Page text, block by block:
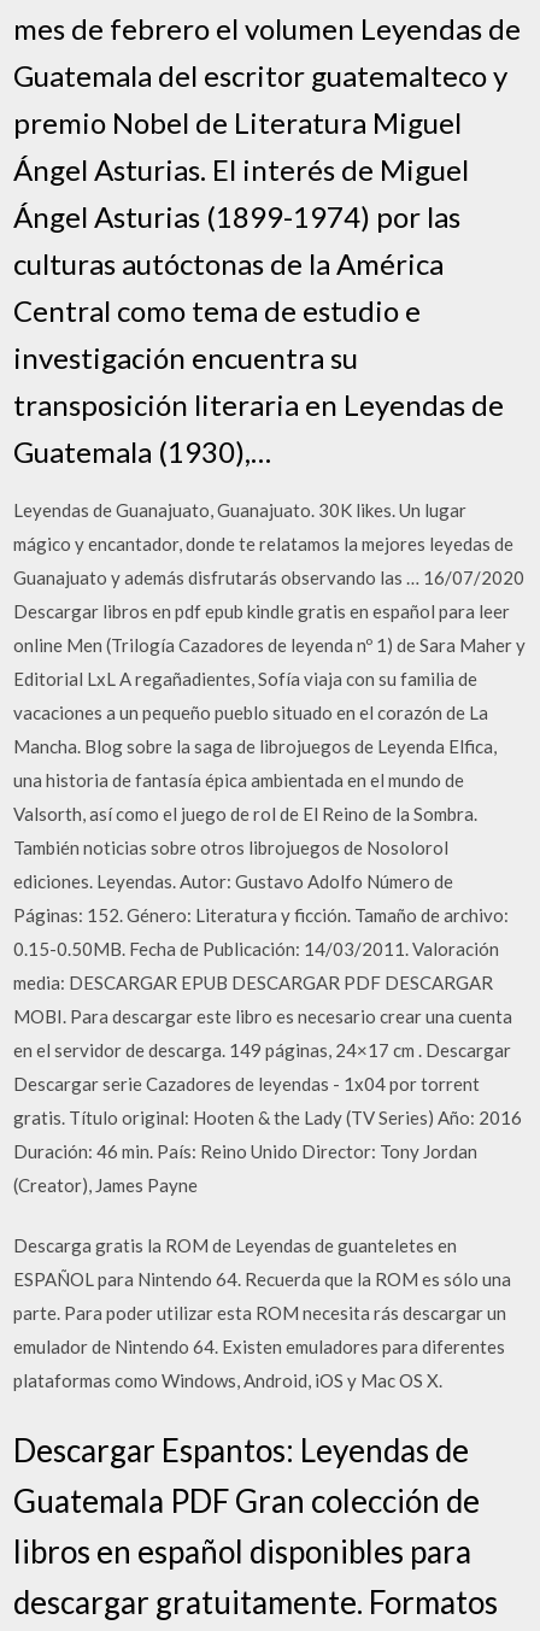
mes de febrero el volumen Leyendas de
Guatemala del escritor guatemalteco y
premio Nobel de Literatura Miguel
Ángel Asturias. El interés de Miguel
Ángel Asturias (1899-1974) por las
culturas autóctonas de la América
Central como tema de estudio e
investigación encuentra su
transposición literaria en Leyendas de
Guatemala (1930),…
Leyendas de Guanajuato, Guanajuato. 30K likes. Un lugar
mágico y encantador, donde te relatamos la mejores leyedas de
Guanajuato y además disfrutarás observando las … 16/07/2020
Descargar libros en pdf epub kindle gratis en español para leer
online Men (Trilogía Cazadores de leyenda nº 1) de Sara Maher y
Editorial LxL A regañadientes, Sofía viaja con su familia de
vacaciones a un pequeño pueblo situado en el corazón de La
Mancha. Blog sobre la saga de librojuegos de Leyenda Elfica,
una historia de fantasía épica ambientada en el mundo de
Valsorth, así como el juego de rol de El Reino de la Sombra.
También noticias sobre otros librojuegos de Nosolorol
ediciones. Leyendas. Autor: Gustavo Adolfo Número de
Páginas: 152. Género: Literatura y ficción. Tamaño de archivo:
0.15-0.50MB. Fecha de Publicación: 14/03/2011. Valoración
media: DESCARGAR EPUB DESCARGAR PDF DESCARGAR
MOBI. Para descargar este libro es necesario crear una cuenta
en el servidor de descarga. 149 páginas, 24×17 cm . Descargar
Descargar serie Cazadores de leyendas - 1x04 por torrent
gratis. Título original: Hooten & the Lady (TV Series) Año: 2016
Duración: 46 min. País: Reino Unido Director: Tony Jordan
(Creator), James Payne
Descarga gratis la ROM de Leyendas de guanteletes en
ESPAÑOL para Nintendo 64. Recuerda que la ROM es sólo una
parte. Para poder utilizar esta ROM necesita rás descargar un
emulador de Nintendo 64. Existen emuladores para diferentes
plataformas como Windows, Android, iOS y Mac OS X.
Descargar Espantos: Leyendas de
Guatemala PDF Gran colección de
libros en español disponibles para
descargar gratuitamente. Formatos